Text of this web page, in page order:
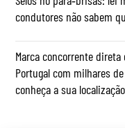
condutores não sabem
Marca concorrente
Portugal com milhares
conheça a sua localização